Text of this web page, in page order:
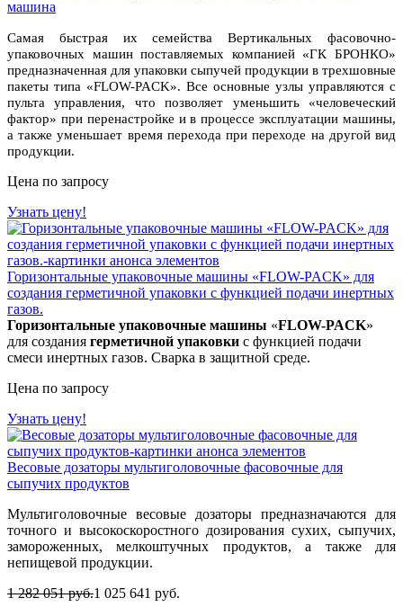
машина
Самая быстрая их семейства Вертикальных фасовочно-
упаковочных машин поставляемых компанией «ГК БРОНКО»
предназначенная для упаковки сыпучей продукции в трехшовные
пакеты типа «FLOW-PACK». Все основные узлы управляются с
пульта управления, что позволяет уменьшить «человеческий
фактор» при перенастройке и в процессе эксплуатации машины,
а также уменьшает время перехода при переходе на другой вид
продукции.
Цена по запросу
Узнать цену!
Горизонтальные упаковочные машины «FLOW-PACK» для
создания герметичной упаковки с функцией подачи инертных
газов.
Горизонтальные упаковочные машины «FLOW-PACK»
для создания герметичной упаковки с функцией подачи
смеси инертных газов. Сварка в защитной среде.
Цена по запросу
Узнать цену!
Весовые дозаторы мультиголовочные фасовочные для
сыпучих продуктов
Мультиголовочные весовые дозаторы предназначаются для
точного и высокоскоростного дозирования сухих, сыпучих,
замороженных, мелкоштучных продуктов, а также для
непищевой продукции.
1 282 051 руб.1 025 641 руб.